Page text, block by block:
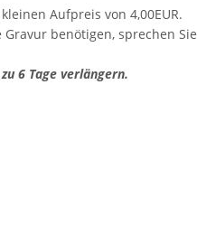
Aufpreis von 4,00EUR.
benötigen, sprechen Sie
6 Tage verlängern.